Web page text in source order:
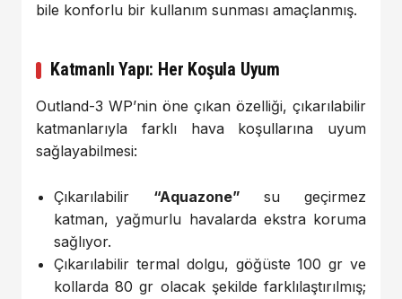
bile konforlu bir kullanım sunması amaçlanmış.
Katmanlı Yapı: Her Koşula Uyum
Outland-3 WP’nin öne çıkan özelliği, çıkarılabilir
katmanlarıyla farklı hava koşullarına uyum
sağlayabilmesi:
Çıkarılabilir “Aquazone” su geçirmez
katman, yağmurlu havalarda ekstra koruma
sağlıyor.
Çıkarılabilir termal dolgu, göğüste 100 gr ve
kollarda 80 gr olacak şekilde farklılaştırılmış;